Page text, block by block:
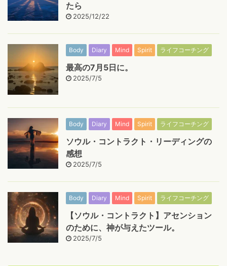
たら
2025/12/22
Body Diary Mind Spirit ライフコーチング
最高の7月5日に。
2025/7/5
Body Diary Mind Spirit ライフコーチング
ソウル・コントラクト・リーディングの
感想
2025/7/5
Body Diary Mind Spirit ライフコーチング
【ソウル・コントラクト】アセンション
のために、神が与えたツール。
2025/7/5